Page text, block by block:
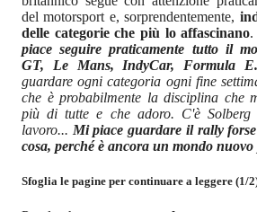
del motorsport e, sorprendentemente,
delle categorie che più lo affascinano
piace seguire praticamente tutto il
GT, Le Mans, IndyCar, Formula
guardare ogni categoria ogni fine
che è probabilmente la disciplina che
più di tutte e che adoro. C'è
lavoro... Mi piace guardare il rally
cosa, perché è ancora un mondo nuovo
Sfoglia le pagine per continuare a leggere (1/